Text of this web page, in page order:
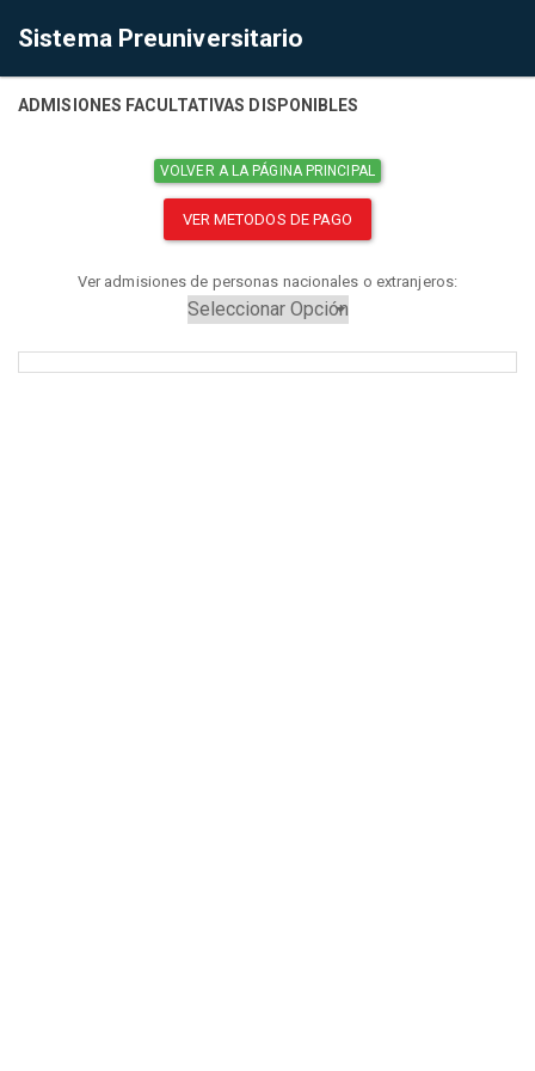
Sistema Preuniversitario
ADMISIONES FACULTATIVAS DISPONIBLES
VOLVER A LA PÁGINA PRINCIPAL
VER METODOS DE PAGO
Ver admisiones de personas nacionales o extranjeros: